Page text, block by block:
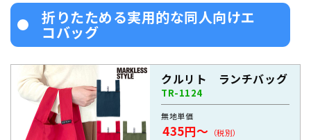
折りたためる実用的な同人向けエ
コバッグ
クルリト ランチバッグ
TR-1124
無地単価
435円～
（税別）